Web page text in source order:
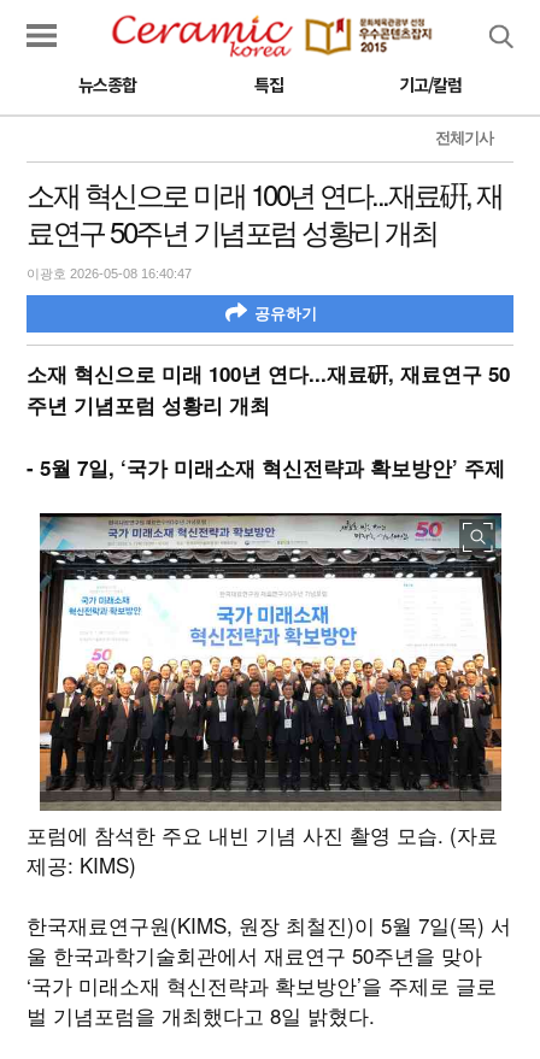
뉴스종합 특집 기고/칼럼
전체기사
소재 혁신으로 미래 100년 연다...재료硏, 재
료연구 50주년 기념포럼 성황리 개최
이광호 2026-05-08 16:40:47
공유하기
소재 혁신으로 미래 100년 연다...재료硏, 재료연구 50
주년 기념포럼 성황리 개최
- 5월 7일, ‘국가 미래소재 혁신전략과 확보방안’ 주제
포럼에 참석한 주요 내빈 기념 사진 촬영 모습. (자료
제공: KIMS)
한국재료연구원(KIMS, 원장 최철진)이 5월 7일(목) 서
울 한국과학기술회관에서 재료연구 50주년을 맞아
‘국가 미래소재 혁신전략과 확보방안’을 주제로 글로
벌 기념포럼을 개최했다고 8일 밝혔다.
검색